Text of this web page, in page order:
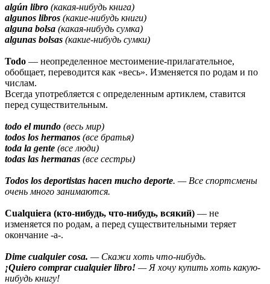
algún libro (какая-нибудь книга)
algunos libros (какие-нибудь книги)
alguna bolsa (какая-нибудь сумка)
algunas bolsas (какие-нибудь сумки)
Todo — неопределенное местоимение-прилагательное,
обобщает, переводится как «весь». Изменяется по родам и по
числам.
Всегда употребляется с определенным артиклем, ставится
перед существительным.
todo el mundo (весь мир)
todos los hermanos (все братья)
toda la gente (все люди)
todas las hermanas (все сестры)
Todos los deportistas hacen mucho deporte. — Все спортсмены
очень много занимаются.
Cualquiera (кто-нибудь, что-нибудь, всякий) — не
изменяется по родам, а перед существительными теряет
окончание -a-.
Dime cualquier cosa. — Скажи хоть что-нибудь.
¡Quiero comprar cualquier libro! — Я хочу купить хоть какую-
нибудь книгу!